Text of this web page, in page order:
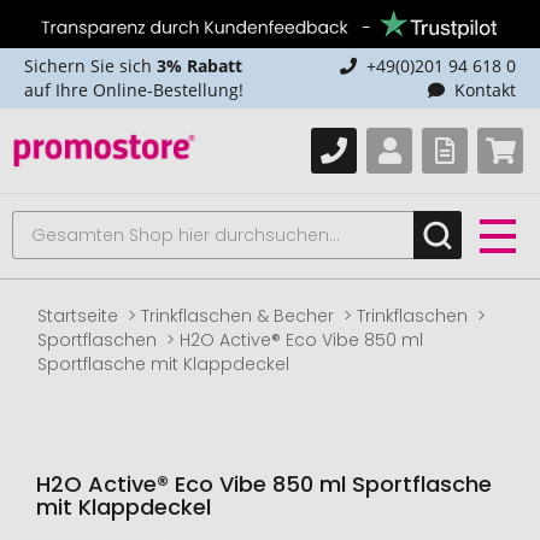
Sichern Sie sich 3% Rabatt
auf Ihre Online-Bestellung!
+49(0)201 94 618 0
Kontakt
Startseite Trinkflaschen & Becher
Trinkflaschen
Sportflaschen
H2O Active® Eco Vibe 850 ml
Sportflasche mit Klappdeckel
H2O Active® Eco Vibe 850 ml Sportflasche
mit Klappdeckel